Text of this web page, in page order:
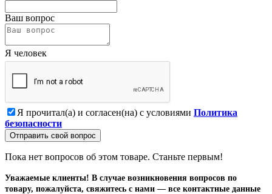
Ваш вопрос
Я человек
Я прочитал(а) и согласен(на) с условиями Политика
безопасности
Отправить свой вопрос
Пока нет вопросов об этом товаре. Станьте первым!
Уважаемые клиенты! В случае возникновения вопросов по
товару, пожалуйста, свяжитесь с нами — все контактные данные